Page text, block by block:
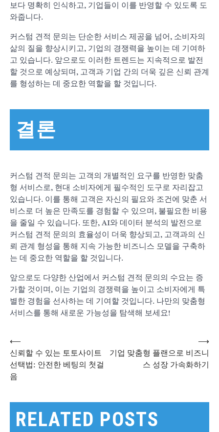
보다 명확히 인식하고, 기업들이 이를 반영할 수 있도록 도
와줍니다.
커스텀 견적 문의는 단순한 서비스 제공을 넘어, 소비자의
삶의 질을 향상시키고, 기업의 경쟁력을 높이는 데 기여하
고 있습니다. 앞으로도 이러한 트렌드는 지속적으로 발전
할 것으로 예상되며, 고객과 기업 간의 더욱 깊은 신뢰 관계
를 형성하는 데 중요한 역할을 할 것입니다.
결론
커스텀 견적 문의는 고객의 개별적인 요구를 반영한 맞춤
형 서비스로, 현대 소비자에게 필수적인 도구로 자리잡고
있습니다. 이를 통해 고객은 자신의 필요와 조건에 맞춘 서
비스로 더 높은 만족도를 경험할 수 있으며, 불필요한 비용
을 줄일 수 있습니다. 또한, AI와 데이터 분석의 발전으로
커스텀 견적 문의의 효율성이 더욱 향상되고, 고객과의 신
뢰 관계 형성을 통해 지속 가능한 비즈니스 모델을 구축하
는 데 중요한 역할을 할 것입니다.
앞으로도 다양한 산업에서 커스텀 견적 문의의 수요는 증
가할 것이며, 이는 기업의 경쟁력을 높이고 소비자에게 특
별한 경험을 선사하는 데 기여할 것입니다. 나만의 맞춤형
서비스를 통해 새로운 가능성을 탐색해 보세요!
글
탐
색
⟵
신뢰할 수 있는 토토사이트
선택법: 안전한 베팅의 첫걸
음
기업 맞춤형 플랜으로 비즈니
스 성장 가속화하기
⟶
RELATED POSTS